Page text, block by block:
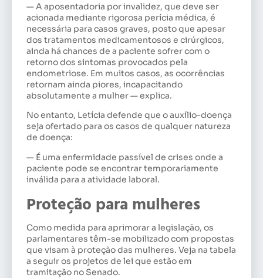
— A aposentadoria por invalidez, que deve ser
acionada mediante rigorosa perícia médica, é
necessária para casos graves, posto que apesar
dos tratamentos medicamentosos e cirúrgicos,
ainda há chances de a paciente sofrer com o
retorno dos sintomas provocados pela
endometriose. Em muitos casos, as ocorrências
retornam ainda piores, incapacitando
absolutamente a mulher — explica.
No entanto, Letícia defende que o auxílio-doença
seja ofertado para os casos de qualquer natureza
de doença:
— É uma enfermidade passível de crises onde a
paciente pode se encontrar temporariamente
inválida para a atividade laboral.
Proteção para mulheres
Como medida para aprimorar a legislação, os
parlamentares têm-se mobilizado com propostas
que visam à proteção das mulheres. Veja na tabela
a seguir os projetos de lei que estão em
tramitação no Senado.